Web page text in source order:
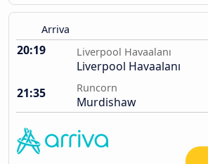
Arriva
20:19 Liverpool Havaalanı
Liverpool Havaalanı
21:35
Runcorn
Murdishaw